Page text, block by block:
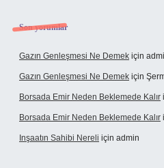
Son yorumlar
Gazın Genleşmesi Ne Demek için
Gazın Genleşmesi Ne Demek için
Borsada Emir Neden Beklemede Kalır
Borsada Emir Neden Beklemede Kalır
Inşaatın Sahibi Nereli için admin